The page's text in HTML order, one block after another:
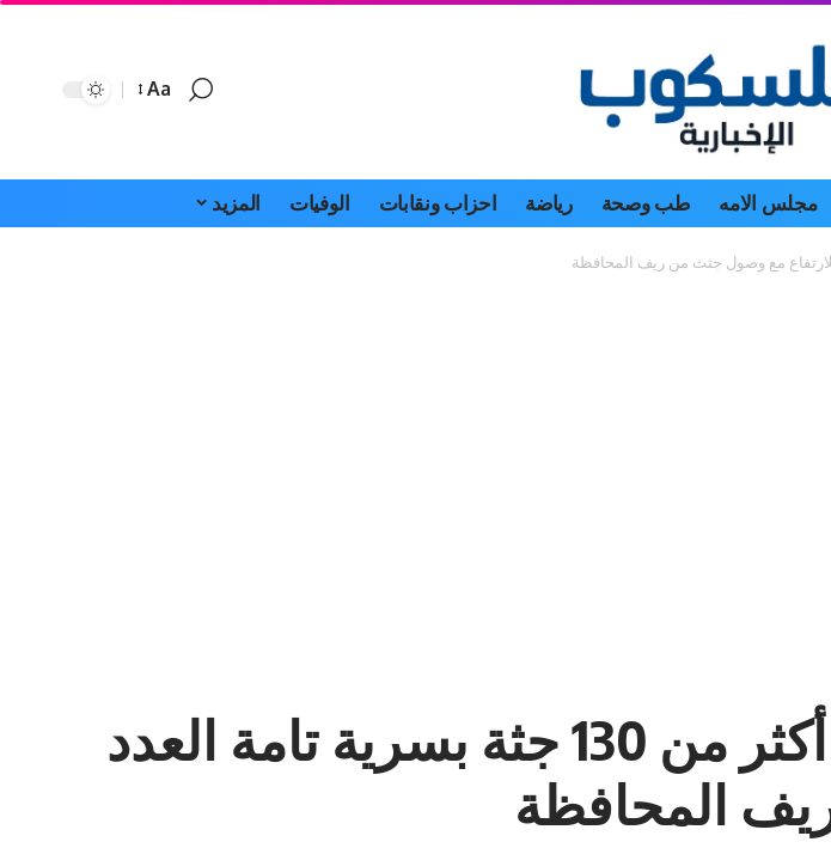
Font
Aa
مجلس الامه طب وصحة رياضة احزاب ونقابات الوفيات المزيد
مقابر جماعية في السويداء : دفن أكثر من 130 جثة بسرية تامة العدد
المحافظة